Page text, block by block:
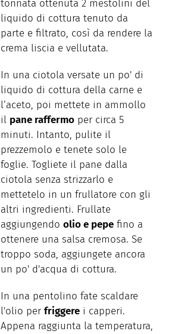
tonnata ottenuta 2 mestolini del
liquido di cottura tenuto da
parte e filtrato, così da rendere la
crema liscia e vellutata.
In una ciotola versate un po' di
liquido di cottura della carne e
l’aceto, poi mettete in ammollo
il pane raffermo per circa 5
minuti. Intanto, pulite il
prezzemolo e tenete solo le
foglie. Togliete il pane dalla
ciotola senza strizzarlo e
mettetelo in un frullatore con gli
altri ingredienti. Frullate
aggiungendo olio e pepe fino a
ottenere una salsa cremosa. Se
troppo soda, aggiungete ancora
un po' d'acqua di cottura.
In una pentolino fate scaldare
l'olio per friggere i capperi.
Appena raggiunta la temperatura,